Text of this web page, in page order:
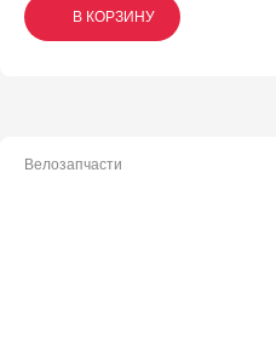
В КОРЗИНУ
В КОРЗИНУ
В КОРЗИНУ
Велозапчасти